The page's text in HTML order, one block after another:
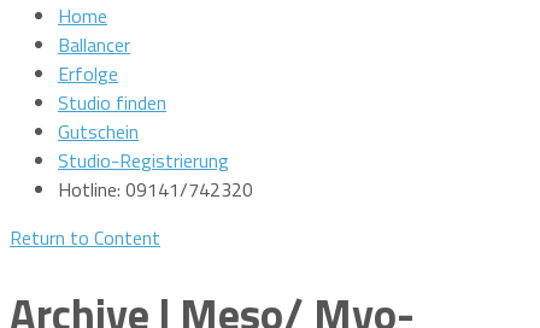
Home
Ballancer
Erfolge
Studio finden
Gutschein
Studio-Registrierung
Hotline: 09141/742320
Return to Content
Archive | Meso/ Myo-